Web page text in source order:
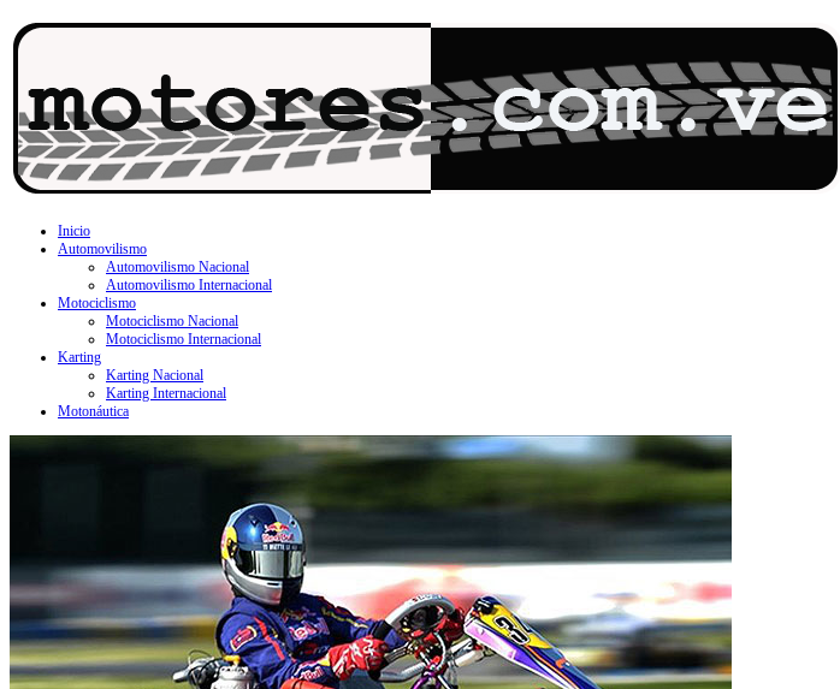
Inicio
Automovilismo
Automovilismo Nacional
Automovilismo Internacional
Motociclismo
Motociclismo Nacional
Motociclismo Internacional
Karting
Karting Nacional
Karting Internacional
Motonáutica